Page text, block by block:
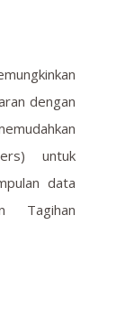
dengan
untuk
data
Tagihan